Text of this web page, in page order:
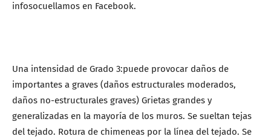
infosocuellamos en Facebook.
Una intensidad de Grado 3:puede provocar daños de
importantes a graves (daños estructurales moderados,
daños no-estructurales graves) Grietas grandes y
generalizadas en la mayoría de los muros. Se sueltan tejas
del tejado. Rotura de chimeneas por la línea del tejado. Se